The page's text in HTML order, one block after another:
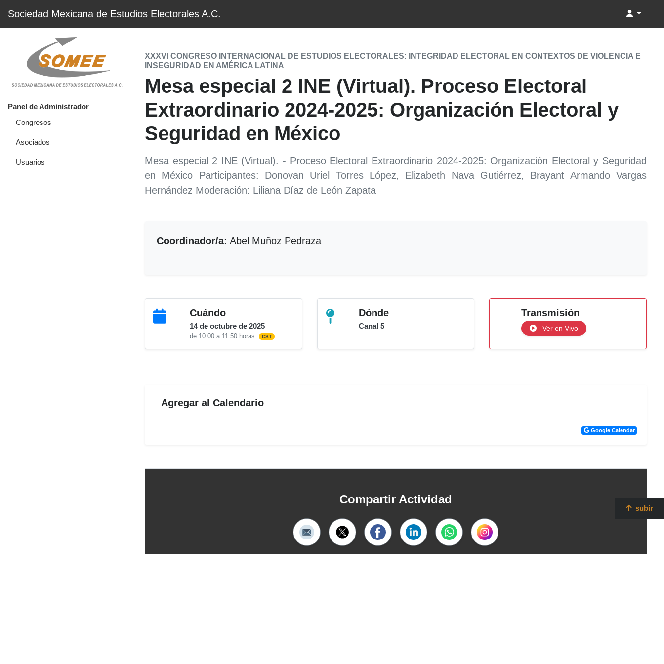
Sociedad Mexicana de Estudios Electorales A.C.
Panel de Administrador
Congresos
Asociados
Usuarios
XXXVI CONGRESO INTERNACIONAL DE ESTUDIOS ELECTORALES: INTEGRIDAD ELECTORAL EN CONTEXTOS DE VIOLENCIA E
INSEGURIDAD EN AMÉRICA LATINA
Mesa especial 2 INE (Virtual). Proceso Electoral
Extraordinario 2024-2025: Organización Electoral y
Seguridad en México
Mesa especial 2 INE (Virtual). - Proceso Electoral Extraordinario 2024-2025: Organización Electoral y Seguridad
en México Participantes: Donovan Uriel Torres López, Elizabeth Nava Gutiérrez, Brayant Armando Vargas
Hernández Moderación: Liliana Díaz de León Zapata
Coordinador/a: Abel Muñoz Pedraza
Cuándo
14 de octubre de 2025
de 10:00 a 11:50 horas CST
Dónde
Canal 5
Transmisión
Ver en Vivo
Agregar al Calendario
Google Calendar
Compartir Actividad
subir